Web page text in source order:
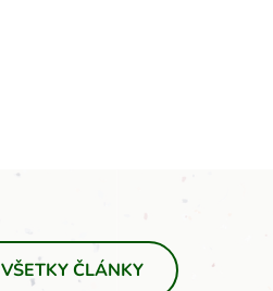
VŠETKY ČLÁNKY